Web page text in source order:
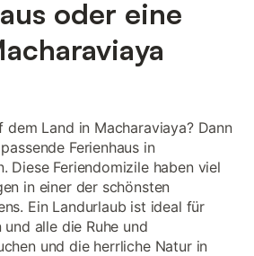
oder eine
dem Land in Macharaviaya? Dann
Ferienhaus in
Diese Feriendomizile haben viel
in einer der schönsten
Ein Landurlaub ist ideal für
alle die Ruhe und
und die herrliche Natur in